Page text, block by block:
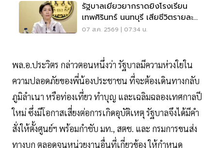
รัฐบาลเยียวยากราดยิงโรงเรียน
เทพศิรินทร์ นนทบุรี เสียชีวิตรายละ
1 ล้าน
07 ส.ค. 2569 | 07:34 น.
พล.อ.ประวิตร กล่าวตอนหนึ่งว่า รัฐบาลมีความห่วงใยใน
ความปลอดภัยของพี่น้องประชาชน ที่จะต้องเดินทางกลับ
ภูมิลำเนา หรือท่องเที่ยว ทำบุญ และเฉลิมฉลองเทศกาลปี
ใหม่ ซึ่งมีโอกาสเสี่ยงต่อการเกิดอุบัติเหตุ รัฐบาลจึงได้มีคำ
สั่งให้ตั้งศูนย์ฯ พร้อมกำชับ มท., สตช. และ กรมการขนส่ง
ทางบก ตลอดจนหน่วยงานอื่นที่เกี่ยวข้อง ให้กำหนด